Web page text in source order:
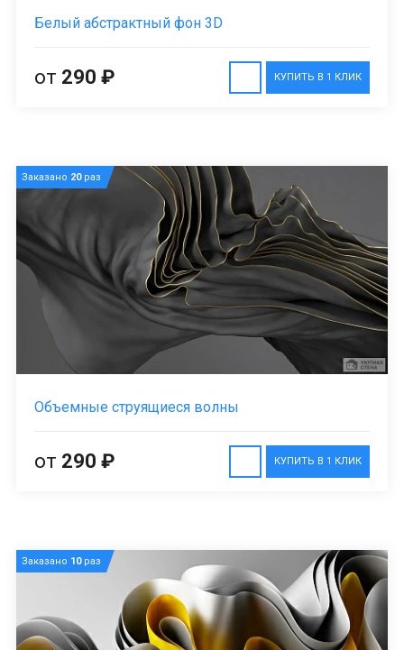
Белый абстрактный фон 3D
КУПИТЬ В 1 КЛИК
от 290 ₽
Заказано 20раз
Объемные струящиеся волны
КУПИТЬ В 1 КЛИК
от 290 ₽
Заказано 10раз